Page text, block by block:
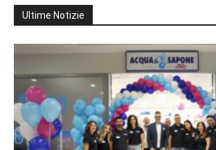
Ultime Notizie